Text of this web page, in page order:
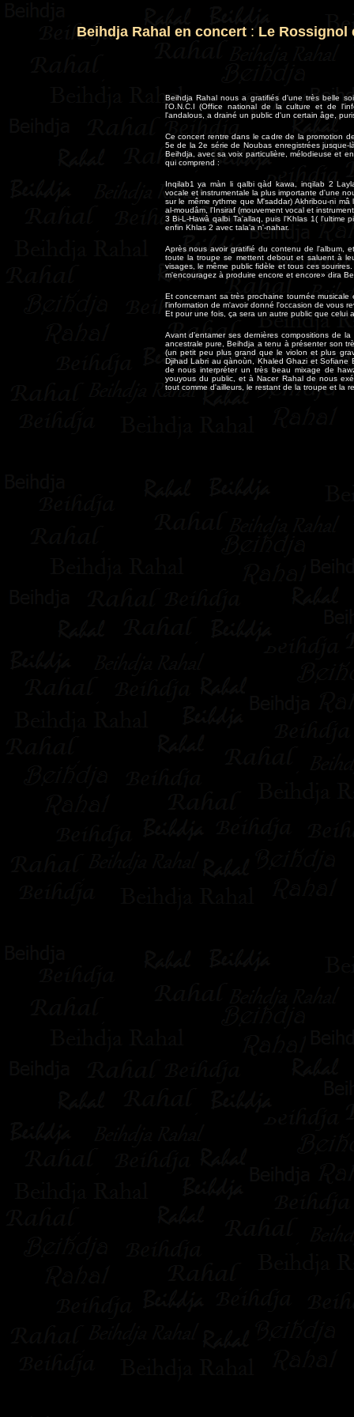
Beihdja Rahal en concert : Le Rossignol
Beihdja Rahal nous a gratifiés d'une très belle
l'O.N.C.I (Office national de la culture et de
l'andalous, a drainé un public d'un certain âge,
Ce concert rentre dans le cadre de la promotion
5e de la 2e série de Noubas enregistrées
Beihdja, avec sa voix particulière, mélodieuse et
qui comprend :
Inqilab1 ya màn li qalbi qàd kawa, inqilab 2
vocale et instrumentale la plus importante d'une
sur le même rythme que M'saddar) Akhribou-ni
al-moudâm, l'Insiraf (mouvement vocal et
3 Bi-L-Hawâ qalbi Ta'allaq, puis l'Khlas 1( l'ultime
enfin Khlas 2 avec tala'a n'-nahar.
Après nous avoir gratifié du contenu de l'album,
toute la troupe se mettent debout et saluent à
visages, le même public fidèle et tous ces
m'encouragez à produire encore et encore» dira
Et concernant sa très prochaine tournée
l'information de m'avoir donné l'occasion de vous
Et pour une fois, ça sera un autre public que celui
Avant d'entamer ses dernières compositions de
ancestrale pure, Beihdja a tenu à présenter son
(un petit peu plus grand que le violon et plus
Djihad Labri au qànoùn, Khaled Ghazi et
de nous interpréter un très beau mixage de
youyous du public, et à Nacer Rahal de nous
tout comme d'ailleurs, le restant de la troupe et la